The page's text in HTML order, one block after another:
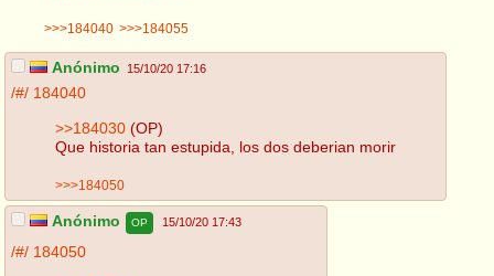
>>>184040 >>>184055
Anónimo 15/10/20 17:16
/#/ 184040
>>184030 (OP)
Que historia tan estupida, los dos deberian morir
>>>184050
Anónimo OP 15/10/20 17:43
/#/ 184050